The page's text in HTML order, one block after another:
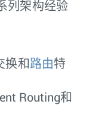
列架构经验
换和路由 特
Routing和